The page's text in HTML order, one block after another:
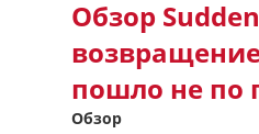
Обзор
пошло не по
Обзор